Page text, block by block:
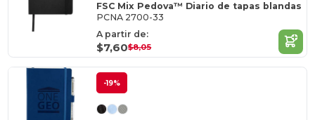
FSC Mix Pedova™ Diario de tapas blandas
PCNA 2700-33
A partir de:
$7,60$8,05
-19%